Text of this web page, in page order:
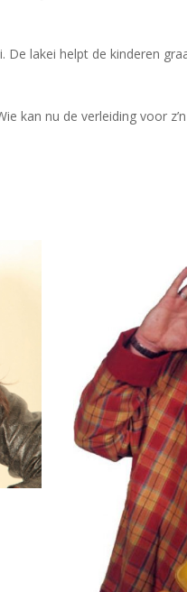
lakei helpt de kinderen
kan nu de verleiding voor